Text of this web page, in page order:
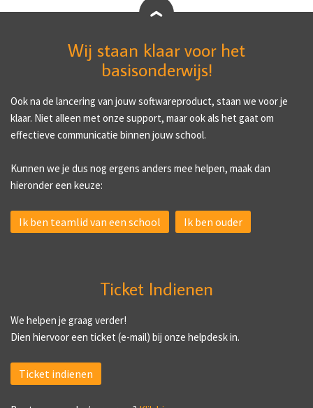
Wij staan klaar voor het
basisonderwijs!
Ook na de lancering van jouw softwareproduct, staan we voor je
klaar. Niet alleen met onze support, maar ook als het gaat om
effectieve communicatie binnen jouw school.
Kunnen we je dus nog ergens anders mee helpen, maak dan
hieronder een keuze:
Ik ben teamlid van een school Ik ben ouder
Ticket Indienen
We helpen je graag verder!
Dien hiervoor een ticket (e-mail) bij onze helpdesk in.
Ticket indienen